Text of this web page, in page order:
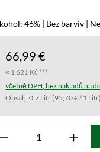
46% | Bez barviv |
66,99 €
≈ 1 621 Kč ***
včetně DPH, bez nákladů na
Obsah:0.7 Litr(95,70 € / 1 Litr)
počet: